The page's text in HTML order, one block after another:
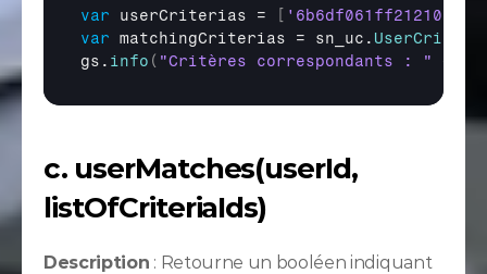
var userCriterias =
var matchingCriterias = sn_uc .
gs . info ( "Critères correspondants : "
c. userMatches(userId,
listOfCriteriaIds)
Description : Retourne un booléen indiquant